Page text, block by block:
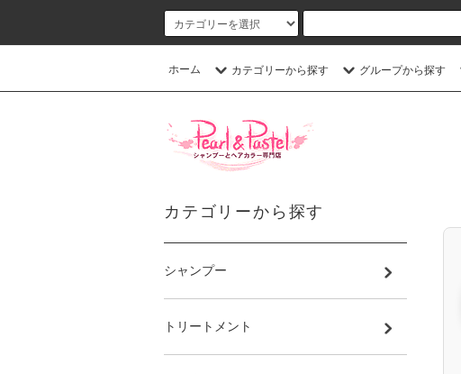
ホーム カテゴリーから探す グループから探す
カテゴリーから探す
シャンプー
トリートメント